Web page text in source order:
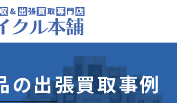
出張買取事例